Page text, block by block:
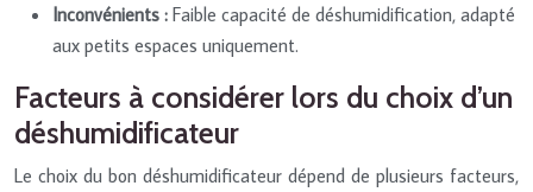
Inconvénients : Faible capacité de déshumidification, adapté
aux petits espaces uniquement.
Facteurs à considérer lors du choix d’un
déshumidificateur
Le choix du bon déshumidificateur dépend de plusieurs facteurs,